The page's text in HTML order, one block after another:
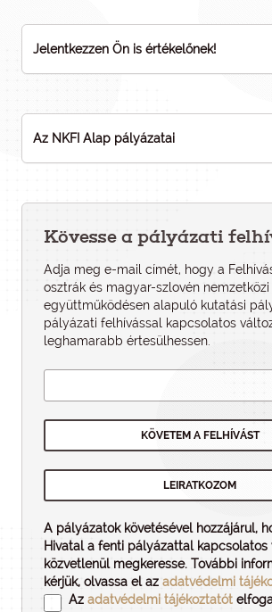
Jelentkezzen Ön is értékelőnek!
Az NKFI Alap pályázatai
Kövesse a pályázati
Adja meg e-mail címét, hogy a
osztrák és magyar-szlovén nemzetközi
együttműködésen alapuló kutatási
pályázati felhí­vással kapcsolatos
leghamarabb értesülhessen.
A pályázatok követésével hozzájárul,
Hivatal a fenti pályázattal kapcsolatos
közvetlenül megkeresse. További
kérjük, olvassa el az adatvédelmi
Az adatvédelmi tájékoztatót